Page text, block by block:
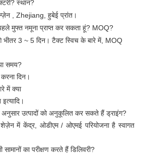
स्थान?
, Zhejiang, हुबेई प्रांत।
मुफ्त नमूना प्राप्त कर सकता हूं? MOQ?
भीतर 3 ~ 5 दिन। टैक्ट स्विच के बारे में, MOQ
समय?
दिन।
में क्या
उत्पादों को अनुकूलित कर सकते हैं ड्राइंग?
में केंद्र, ओडीएम / ओएमई परियोजना है स्वागत
का परीक्षण करते हैं डिलिवरी?